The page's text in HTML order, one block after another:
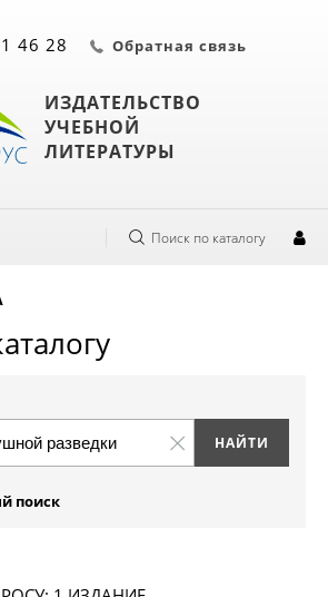
ИЗДАТЕЛЬСТВО
УЧЕБНОЙ
ЛИТЕРАТУРЫ
46 28 Обратная связь
Поиск по каталогу
поиск